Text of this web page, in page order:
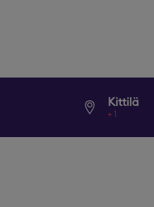
Kittilä
+ 1